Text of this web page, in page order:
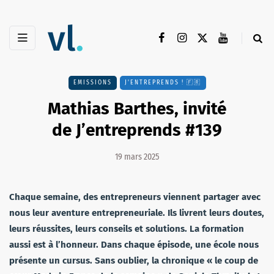
EMISSIONS J'ENTREPRENDS ! 🇫🇷
Mathias Barthes, invité
de J’entreprends #139
19 mars 2025
Chaque semaine, des entrepreneurs viennent partager avec
nous leur aventure entrepreneuriale. Ils livrent leurs doutes,
leurs réussites, leurs conseils et solutions. La formation
aussi est à l’honneur. Dans chaque épisode, une école nous
présente un cursus. Sans oublier, la chronique « le coup de